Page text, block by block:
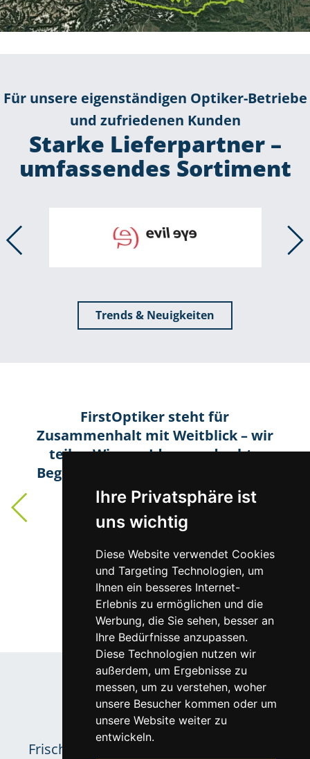
Ihre Privatsphäre ist
uns wichtig
Diese Website verwendet Cookies
und Targeting Technologien, um
Ihnen ein besseres Internet-
Erlebnis zu ermöglichen und die
Werbung, die Sie sehen, besser an
Ihre Bedürfnisse anzupassen.
Diese Technologien nutzen wir
außerdem, um Ergebnisse zu
messen, um zu verstehen, woher
unsere Besucher kommen oder um
unsere Website weiter zu
entwickeln.
Für unsere eigenständigen Optiker-Betriebe
und zufriedenen Kunden
Starke Lieferpartner –
umfassendes Sortiment
Trends & Neuigkeiten
FirstOptiker steht für
Zusammenhalt mit Weitblick – wir
teilen Wissen, Ideen und echte
Begeisterung für unser Handwerk!
Christoph Pichler
Optik Pichler, Wr. Neustadt
Aus der Optik-Welt
Trends &
Neuigkeiten
Frische Inspirationen für das Sortiment.